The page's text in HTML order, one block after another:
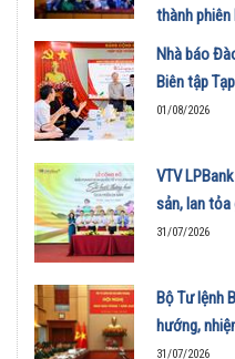
thành
01/08/2026
Nhà báo
Biên tập
01/08/2026
VTV
sản, lan tỏa
31/07/2026
Bộ Tư lệnh
hướng,
31/07/2026